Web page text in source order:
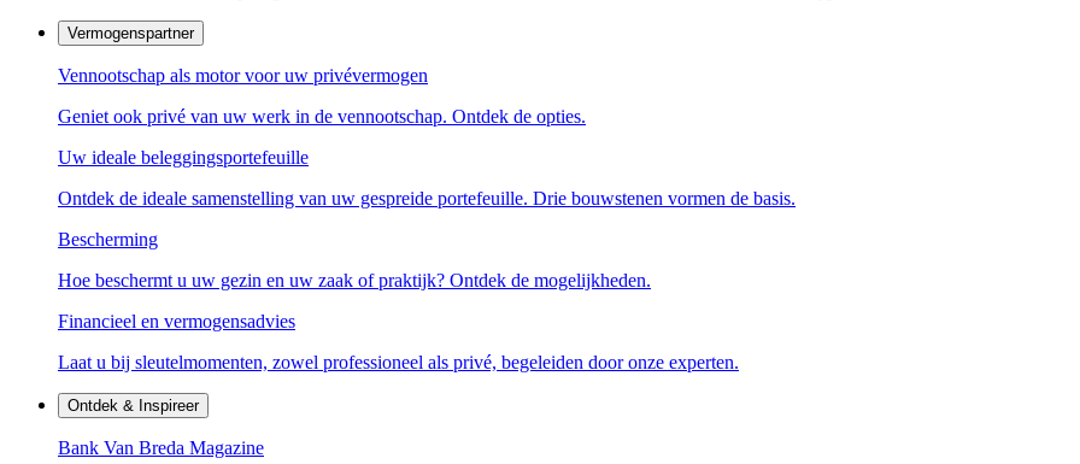
Vermogenspartner
Vennootschap als motor voor uw privévermogen
Geniet ook privé van uw werk in de vennootschap. Ontdek de opties.
Uw ideale beleggingsportefeuille
Ontdek de ideale samenstelling van uw gespreide portefeuille. Drie bouwstenen vormen de basis.
Bescherming
Hoe beschermt u uw gezin en uw zaak of praktijk? Ontdek de mogelijkheden.
Financieel en vermogensadvies
Laat u bij sleutelmomenten, zowel professioneel als privé, begeleiden door onze experten.
Ontdek & Inspireer
Bank Van Breda Magazine